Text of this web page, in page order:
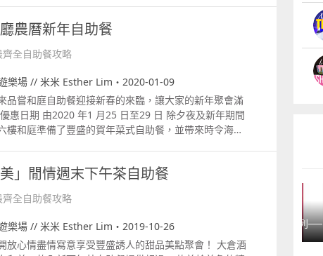
，保證驚喜！ 回本必食Top 3 1.36 個月的西班牙黑豬
的火腿其實非常高質，是來自西班牙只有 36 個月大的
腿的肉質肥瘦剛好，口感完全不會乾硬，吃幾片就值回
餐前小食區還有鵝肝慕絲和三文魚醬，小編亦非常推
好下酒！ 2. 現叫現炸的日式天婦羅 這道菜乍看之下可
別，但是因為是現叫現炸的，非常新鮮香脆，令小編也
了幾次。 3. 佛跳牆 大家都知道佛跳牆用料豐富，採用
制而成，而 Urban Kitchen 的佛跳牆還是每日數量限
只有頭50名訂位的客人才有，非常特別！所以大家訂座
問～ 不可錯過的特色菜 1. 黑松露卡邦尼意大利麵 大家
自助餐吃澱粉會非常飽肚不划算，但這道意大利麵用料
露和白汁的味道非常濃郁，大廚同樣是即場烹調，保證
！ 2. 新加坡喇沙 這個新加坡喇沙在湯底上絕不馬虎，
湯頭濃厚入味，如果不想吃太飽的話，點菜時可以跟大
，喜歡東南亞風味的朋友必試！ 3. 海南雞飯 這個是正
海南雞飯，做成球狀的黃油飯，配搭鮮嫩多汁的雞肉，
項 預約及查詢：853 8883 5116 澳門大倉酒店 ● 大堂
trade;」 綜合度假城 ● 澳門路氹城 聖經金句詩篇90章
芽生長，晚上割下枯乾。
農曆新年自助餐
齊全自助餐攻略
樂場 // 米米 Esther Lim・2020-01-09
品嘗和庭自助餐迎接新春的來臨，讓大家的新年聚會滿
惠日期 由2020 年1 月25 日至29 日 除夕夜及新年期間
樓和庭準備了豐盛的賀年菜式自助餐，並帶來時令海鮮
澳門幣每位 198 元 供應時段 1800 2130 須另加收
營業時間：1200 ndash; 1430（午餐）及1800
晚餐 預約訂座及查詢 853 8883 5126 銀河卡九折大
地址：澳門大倉酒店六樓 「澳門銀河trade;」綜合渡假
城
美」閒情週末下午茶自助餐
齊全自助餐攻略
樂場 // 米米 Esther Lim・2019-10-26
放心情盡情寫意享受豐盛誘人的甜品美點聚會！ 大倉酒
小眼晴「聽」大世界
童心探秘澳門的“中國第一”系列──